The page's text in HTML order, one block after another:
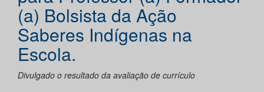
(a) Bolsista da Ação
Saberes Indígenas na
Escola.
Divulgado o resultado da avaliação de currículo